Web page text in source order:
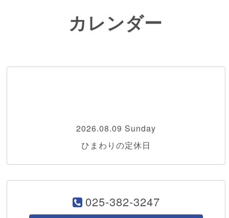
カレンダー
2026.08.09 Sunday
ひまわりの定休日
025-382-3247